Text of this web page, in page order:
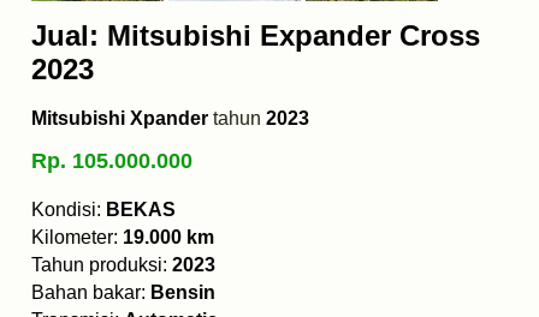
Jual: Mitsubishi Expander Cross
2023
Mitsubishi Xpander tahun 2023
Rp. 105.000.000
Kondisi: BEKAS
Kilometer: 19.000 km
Tahun produksi: 2023
Bahan bakar: Bensin